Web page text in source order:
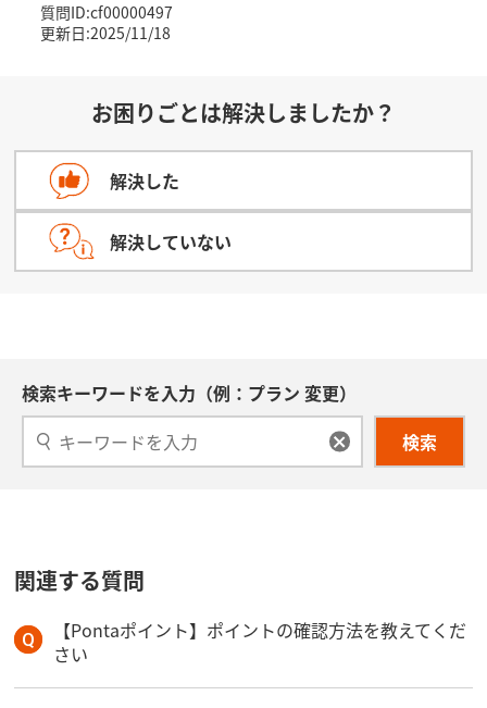
質問ID:cf00000497
更新日:2025/11/18
お困りごとは解決しましたか？
解決した
解決していない
検索キーワードを入力（例：プラン 変更）
検索
関連する質問
【Pontaポイント】ポイントの確認方法を教えてくだ
さい